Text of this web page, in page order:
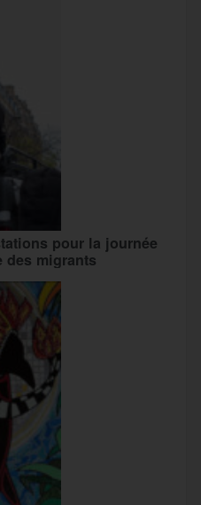
pour la journée
des migrants